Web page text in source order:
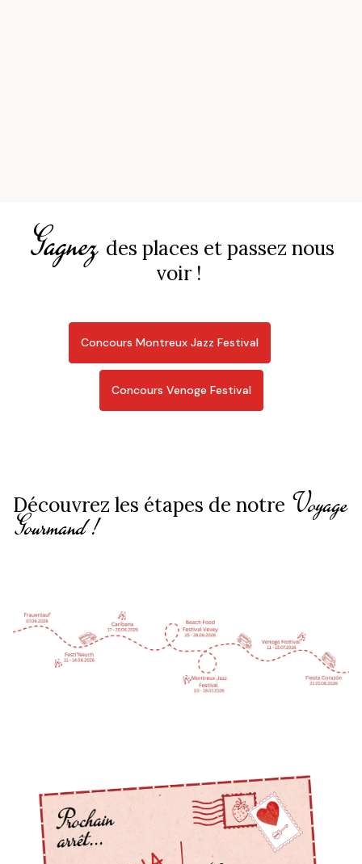
Gagnez des places et passez nous
voir !
Concours Montreux Jazz Festival
Concours Venoge Festival
Découvrez les étapes de notre Voyage
Gourmand !